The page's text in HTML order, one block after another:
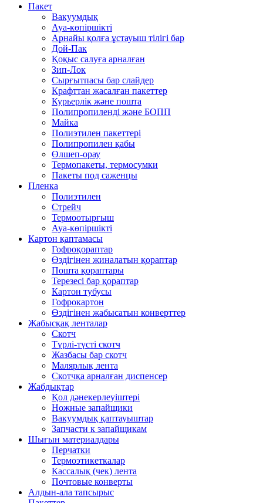
Пакет
Вакуумдық
Ауа-көпіршікті
Арнайы қолға ұстауыш тілігі бар
Дой-Пак
Қоқыс салуға арналған
Зип-Лок
Сырғытпасы бар слайдер
Крафттан жасалған пакеттер
Курьерлік және пошта
Полипропиленді және БОПП
Майка
Полиэтилен пакеттері
Полипропилен қабы
Өлшеп-орау
Термопакеты, термосумки
Пакеты под саженцы
Пленка
Полиэтилен
Стрейч
Термоотырғыш
Ауа-көпіршікті
Картон қаптамасы
Гофроқораптар
Өздігінен жиналатын қораптар
Пошта қораптары
Терезесі бар қораптар
Картон тубусы
Гофрокартон
Өздігінен жабысатын конверттер
Жабысқақ ленталар
Скотч
Түрлі-түсті скотч
Жазбасы бар скотч
Малярлық лента
Скотчқа арналған диспенсер
Жабдықтар
Қол дәнекерлеуіштері
Ножные запайщики
Вакуумдық қаптауыштар
Запчасти к запайщикам
Шығын материалдары
Перчатки
Термоэтикеткалар
Кассалық (чек) лента
Почтовые конверты
Алдын-ала тапсырыс